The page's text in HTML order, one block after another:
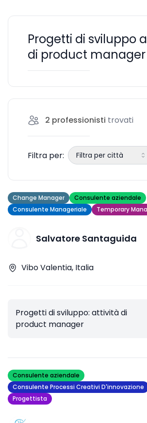
Progetti di sviluppo
di product manager
2 professionisti trovati
Filtra per: Filtra per città
Change Manager
Consulente aziendale
Consulente Manageriale
Temporary
Salvatore Santaguida
Vibo Valentia, Italia
Progetti di sviluppo​: attività di
product manager
Consulente aziendale
Consulente Processi Creativi D'innovazione
Progettista